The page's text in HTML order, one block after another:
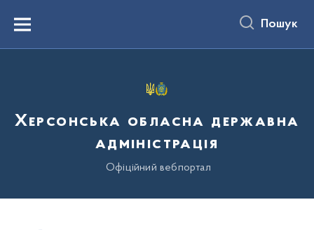
вмістуMenu Пошук
Херсонська обласна державна
адміністрація
Офіційний вебпортал